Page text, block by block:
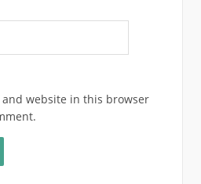
and website in this browser